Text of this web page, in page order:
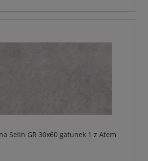
Selin GR 30x60 gatunek 1 z Atem